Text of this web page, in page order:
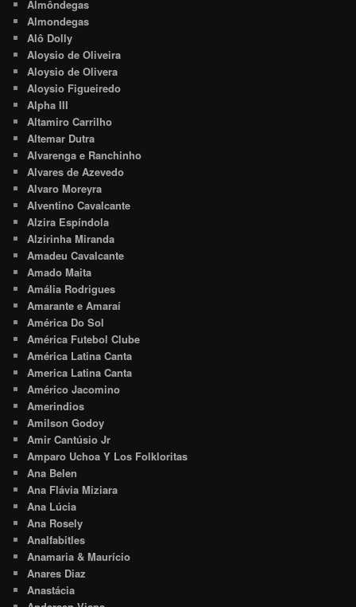
Almôndegas
Almondegas
Alô Dolly
Aloysio de Oliveira
Aloysio de Olivera
Aloysio Figueiredo
Alpha III
Altamiro Carrilho
Altemar Dutra
Alvarenga e Ranchinho
Alvares de Azevedo
Alvaro Moreyra
Alventino Cavalcante
Alzira Espíndola
Alzirinha Miranda
Amadeu Cavalcante
Amado Maita
Amália Rodrigues
Amarante e Amaraí
América Do Sol
América Futebol Clube
América Latina Canta
America Latina Canta
Américo Jacomino
Amerindios
Amilson Godoy
Amir Cantúsio Jr
Amparo Uchoa Y Los Folkloritas
Ana Belen
Ana Flávia Miziara
Ana Lúcia
Ana Rosely
Analfabitles
Anamaria & Maurício
Anares Diaz
Anastácia